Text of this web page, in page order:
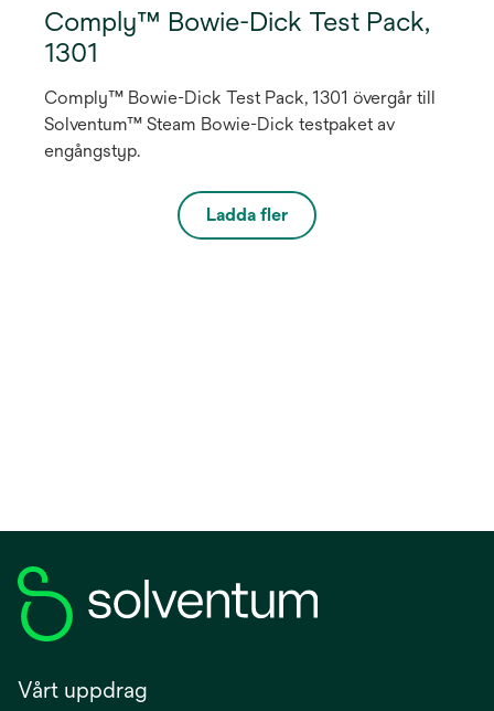
Comply™ Bowie-Dick Test Pack,
1301
Comply™ Bowie-Dick Test Pack, 1301 övergår till
Solventum™ Steam Bowie-Dick testpaket av
engångstyp.
Ladda fler
Vårt uppdrag